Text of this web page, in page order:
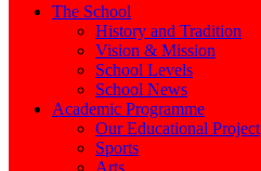
The School
History and Tradition
Vision & Mission
School Levels
School News
Academic Programme
Our Educational Project
Sports
Arts